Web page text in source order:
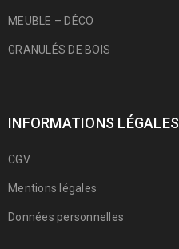
MEUBLE – DÉCO
GRANULÉS DE BOIS
INFORMATIONS LÉGALES
CGV
Mentions légales
Données personnelles